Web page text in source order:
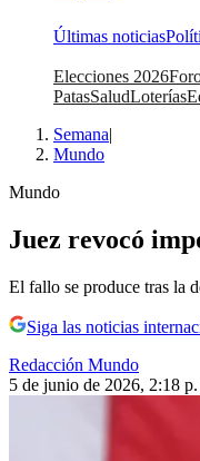
Últimas noticias
Elecciones 2026
PatasSaludLoterías
Semana|
Mundo
Mundo
Juez revocó
El fallo se produce tras la
Siga las noticias
Redacción Mundo
5 de junio de 2026, 2:18